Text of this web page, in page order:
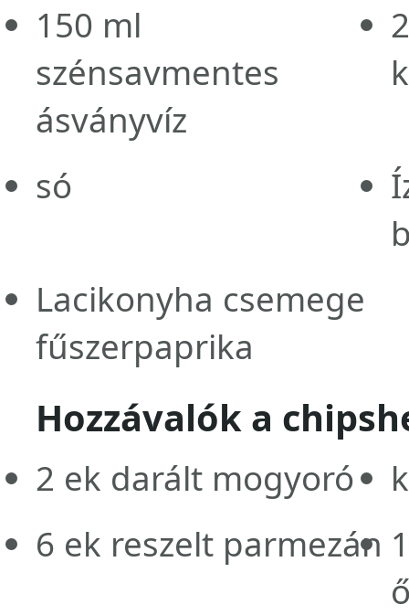
150 ml
szénsavmentes
ásványvíz
só
Lacikonyha csemege
fűszerpaprika
Hozzávalók a
2 ek darált mogyoró
6 ek reszelt parmezán